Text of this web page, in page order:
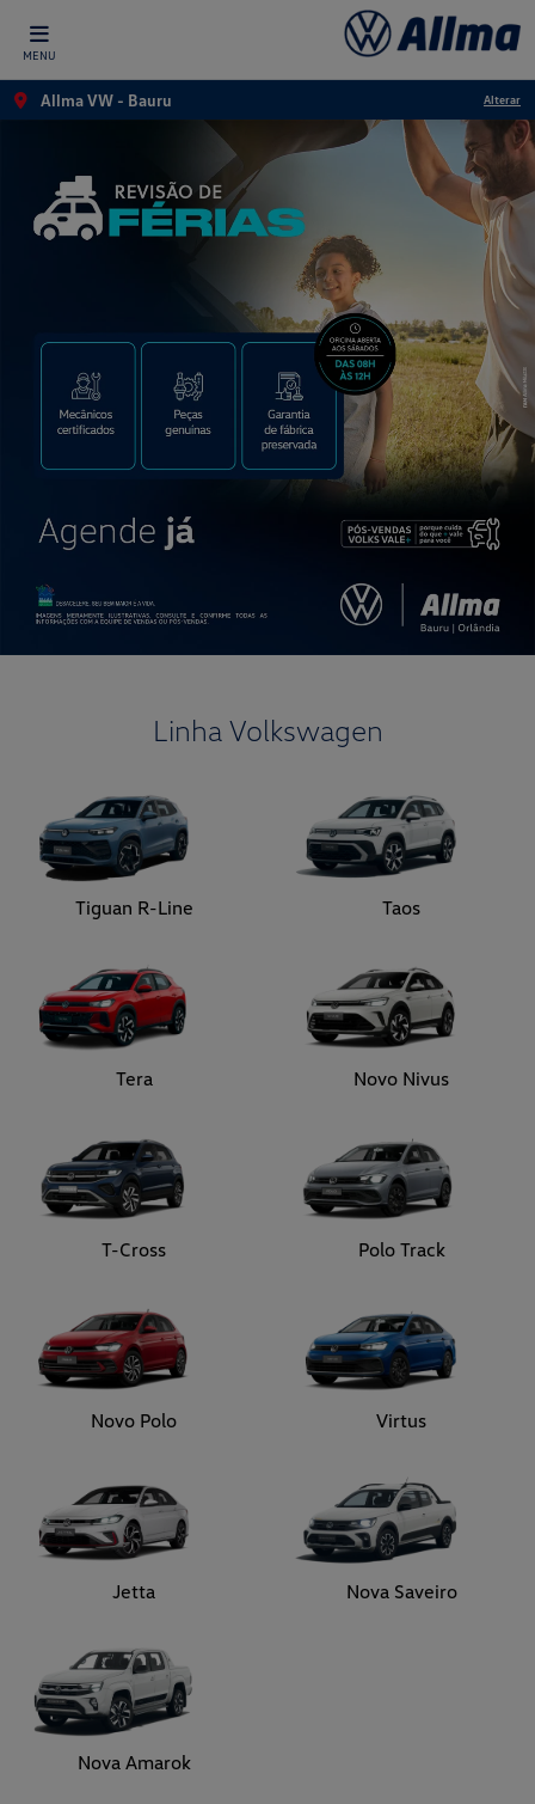
MENU
Allma VW - Bauru Alterar
Linha Volkswagen
Tiguan R-Line Taos
Tera Novo Nivus
T-Cross Polo Track
Novo Polo Virtus
Jetta Nova Saveiro
Nova Amarok